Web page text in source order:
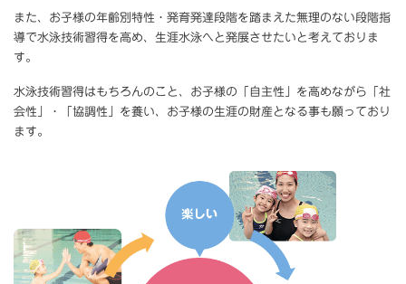
また、お子様の年齢別特性・発育発達段階を踏まえた無理のない段階指
導で水泳技術習得を高め、生涯水泳へと発展させたいと考えておりま
す。
水泳技術習得はもちろんのこと、お子様の「自主性」を高めながら「社
会性」・「協調性」を養い、お子様の生涯の財産となる事も願っており
ます。